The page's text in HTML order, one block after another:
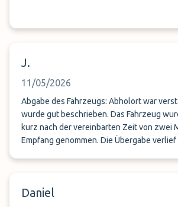
J.
11/05/2026
Abgabe des Fahrzeugs: Abholort war
wurde gut beschrieben. Das Fahrzeug
kurz nach der vereinbarten Zeit von zwei
Empfang genommen. Die Übergabe
zur Ankunftsebene. Dauer für Fahrzeugrückgabe: Über 40
Daniel